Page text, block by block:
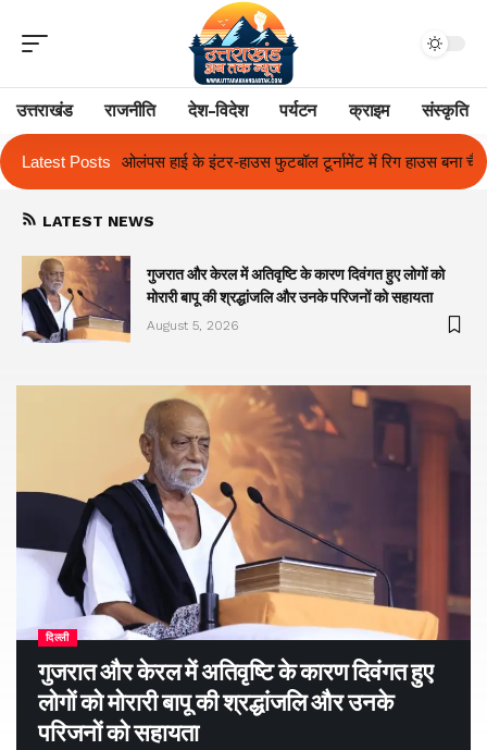
उत्तराखंड राजनीति देश-विदेश पर्यटन क्राइम संस्कृति
Latest Posts
फुटबॉल टूर्नामेंट में रिग हाउस बना चैंपियन तुलाज़ ने रचा इतिहास, संस्थान से
LATEST NEWS
गुजरात और केरल में अतिवृष्टि के कारण दिवंगत हुए लोगों को
मोरारी बापू की श्रद्धांजलि और उनके परिजनों को सहायता
August 5, 2026
दिल्ली
गुजरात और केरल में अतिवृष्टि के कारण दिवंगत हुए
लोगों को मोरारी बापू की श्रद्धांजलि और उनके
परिजनों को सहायता